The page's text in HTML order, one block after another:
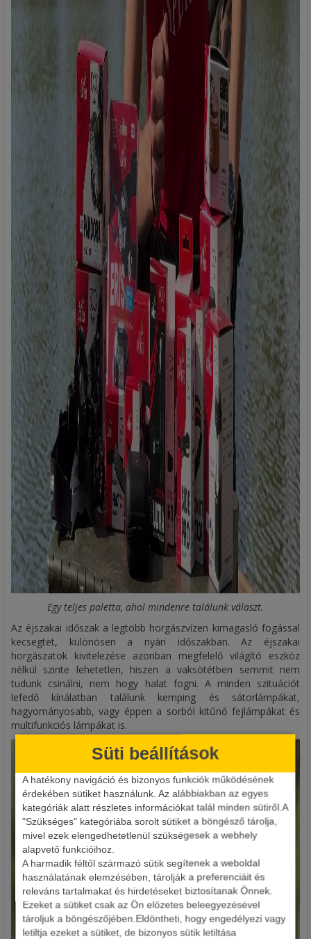
Süti beállítások
A hatékony navigáció és bizonyos funkciók működésének
érdekében sütiket használunk. Az alábbiakban az egyes
kategóriák alatt részletes információkat talál minden sütiről.A
"Szükséges" kategóriába sorolt sütiket a böngésző tárolja,
mivel ezek elengedhetetlenül szükségesek a webhely
alapvető funkcióihoz.
A harmadik féltől származó sütik segítenek a weboldal
használatának elemzésében, tárolják a preferenciáit és
releváns tartalmakat és hirdetéseket biztosítanak Önnek.
Ezeket a sütiket csak az Ön előzetes beleegyezésével
tároljuk a böngészőjében.Eldöntheti, hogy engedélyezi vagy
letiltja ezeket a sütiket, de bizonyos sütik letiltása
Egy teljes paletta, ahol mindenre találunk választ.
Az éjszakai időszak a legtöbb horgászvízen kimagasló fogással
kecsegtet, különösen a nyári időszakban. Az éjszakai
horgászatok kivitelezése azonban megfelelő világító eszköz
nélkül szinte lehetetlen, hiszen a vaksötétben semmit nem
tudunk csinálni, nem hogy halat fogni. A minden szituációt
lefedő kínálatban találunk kemping és sátorlámpákat,
hagyományosabb, vagy éppen a sorból kitűnő fejlámpákat és
multifunkciós lámpákat is.